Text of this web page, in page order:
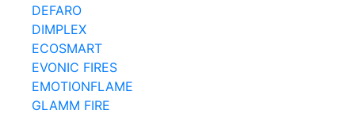
DEFARO
DIMPLEX
ECOSMART
EVONIC FIRES
EMOTIONFLAME
GLAMM FIRE